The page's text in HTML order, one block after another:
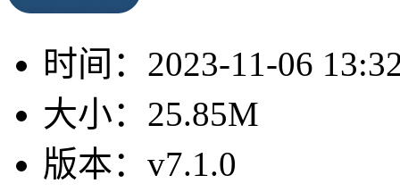
时间： 2023-11-06
大小： 25.85M
版本： v7.1.0